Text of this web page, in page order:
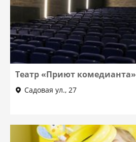
Театр «Приют комедианта»
Садовая ул., 27